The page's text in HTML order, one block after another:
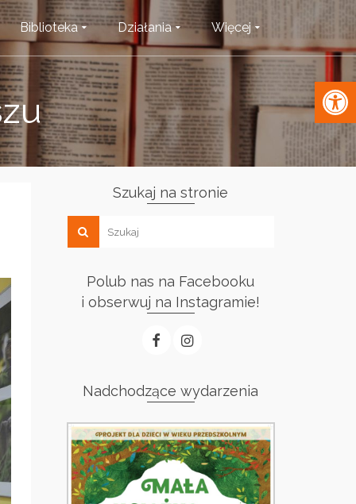
Biblioteka Działania Więcej
Szukaj na stronie
Polub nas na Facebooku
i obserwuj na Instagramie!
Nadchodzące wydarzenia